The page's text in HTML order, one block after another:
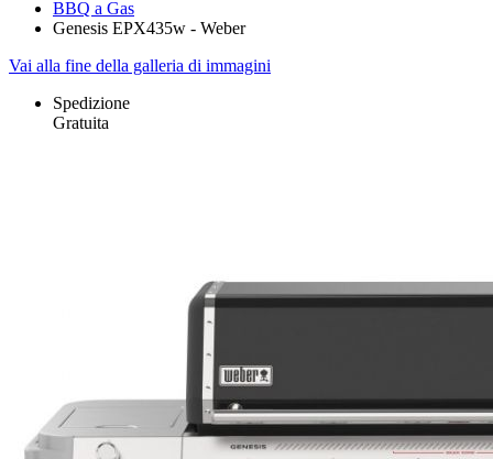
BBQ a Gas
Genesis EPX435w - Weber
Vai alla fine della galleria di immagini
Spedizione
Gratuita